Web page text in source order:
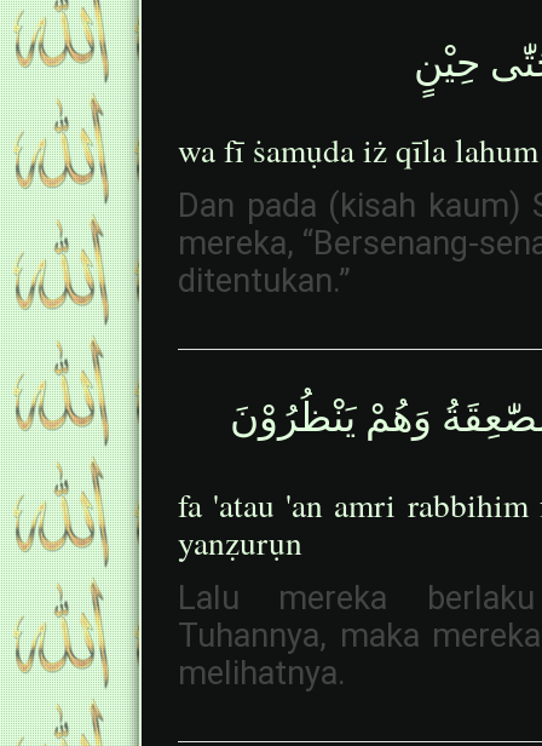
حِيْنٍ
wa fī ṡamụda iż qīla
Dan pada (kisah kaum)
mereka, “Bersenang-
ditentukan.”
وَهُمْ يَنْظُرُوْنَ
fa 'atau 'an amri rabbihim
yanẓurụn
Lalu mereka
Tuhannya, maka
melihatnya.